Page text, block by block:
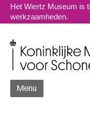
Het Wiertz Museum is
werkzaamheden.
Menu